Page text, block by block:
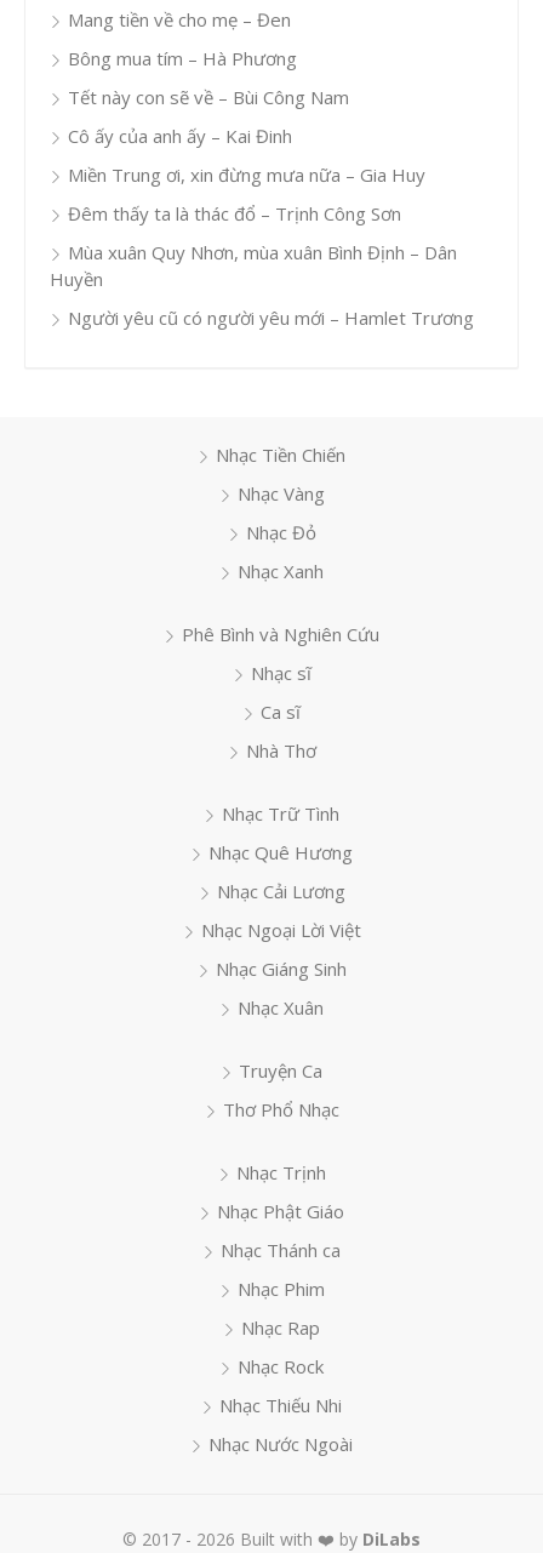
Mang tiền về cho mẹ – Đen
Bông mua tím – Hà Phương
Tết này con sẽ về – Bùi Công Nam
Cô ấy của anh ấy – Kai Đinh
Miền Trung ơi, xin đừng mưa nữa – Gia Huy
Đêm thấy ta là thác đổ – Trịnh Công Sơn
Mùa xuân Quy Nhơn, mùa xuân Bình Định – Dân
Huyền
Người yêu cũ có người yêu mới – Hamlet Trương
Nhạc Tiền Chiến
Nhạc Vàng
Nhạc Đỏ
Nhạc Xanh
Phê Bình và Nghiên Cứu
Nhạc sĩ
Ca sĩ
Nhà Thơ
Nhạc Trữ Tình
Nhạc Quê Hương
Nhạc Cải Lương
Nhạc Ngoại Lời Việt
Nhạc Giáng Sinh
Nhạc Xuân
Truyện Ca
Thơ Phổ Nhạc
Nhạc Trịnh
Nhạc Phật Giáo
Nhạc Thánh ca
Nhạc Phim
Nhạc Rap
Nhạc Rock
Nhạc Thiếu Nhi
Nhạc Nước Ngoài
© 2017 - 2026 Built with ❤️ by DiLabs